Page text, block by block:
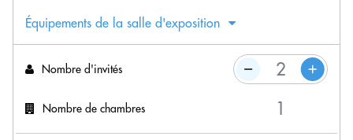
Équipements de la salle d'exposition
Nombre d'invités
Nombre de chambres